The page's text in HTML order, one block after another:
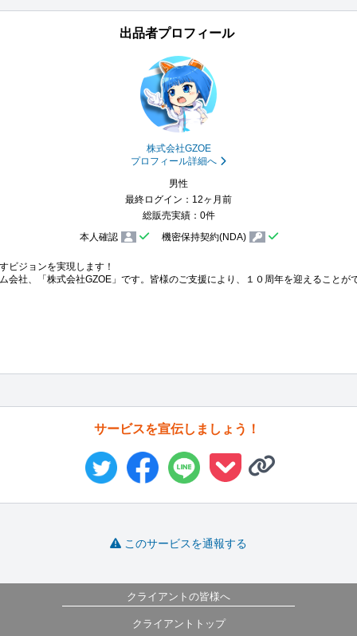
出品者プロフィール
株式会社GZOE
プロフィール詳細へ
男性
最終ログイン：12ヶ月前
総販売実績：0件
本人確認
機密保持契約(NDA)
ビジョンを実現します！
会社、「株式会社GZOE」です。皆様のご支援により、１０周年を迎えることが
サービスを宣伝しましょう！
このサービスを通報する
クライアントの皆様へ
クライアントトップ